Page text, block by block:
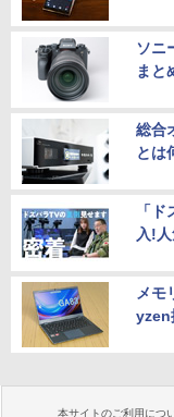
ソニ
まと
総合
とは
「
入!
メモ
yzen
本サイトのご利用につ